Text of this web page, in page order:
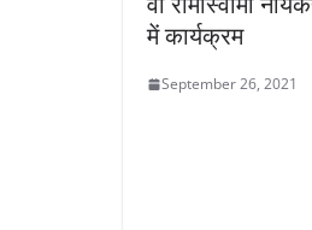
में कार्यक्रम
September 26, 2021